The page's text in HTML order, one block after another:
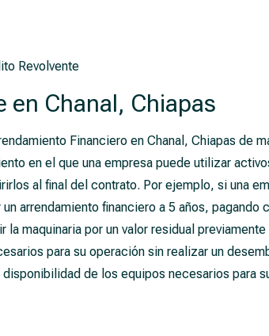
Revolvente
en Chanal, Chiapas
Financiero en Chanal, Chiapas de
en el que una empresa puede utilizar
al final del contrato. Por ejemplo, si una
arrendamiento financiero a 5 años, pagando
la maquinaria por un valor residual
para su operación sin realizar un
de los equipos necesarios para